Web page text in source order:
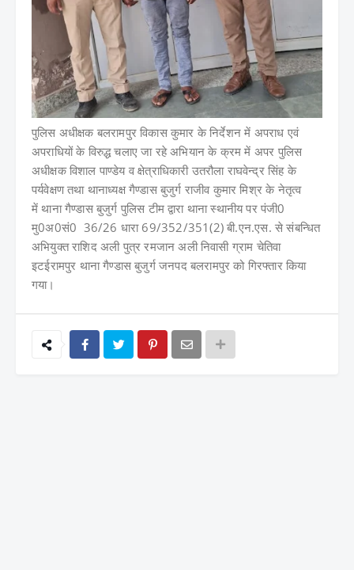
पुलिस अधीक्षक बलरामपुर विकास कुमार के निर्देशन में अपराध एवं
अपराधियों के विरुद्ध चलाए जा रहे अभियान के क्रम में अपर पुलिस
अधीक्षक विशाल पाण्डेय व क्षेत्राधिकारी उतरौला राघवेन्द्र सिंह के
पर्यवेक्षण तथा थानाध्यक्ष गैण्डास बुजुर्ग राजीव कुमार मिश्र के नेतृत्व
मेंथाना गैण्डास बुजुर्ग पुलिस टीम द्वारा थाना स्थानीय पर पंजी0
मु0अ0सं0 36/26 धारा 69/352/351(2) बी.एन.एस. से संबन्धित
अभियुक्त राशिद अली पुत्र रमजान अली निवासी ग्राम चेतिवा
इटईरामपुर थाना गैण्डास बुजुर्ग जनपद बलरामपुर को गिरफ्तार किया
गया।